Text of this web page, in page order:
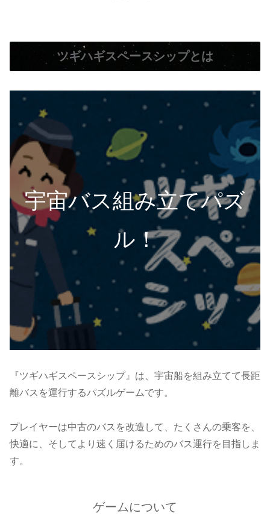
ツギハギスペースシップとは
宇宙バス組み立てパズ
ル！
『ツギハギスペースシップ』は、宇宙船を組み立てて長距
離バスを運行するパズルゲームです。
プレイヤーは中古のバスを改造して、たくさんの乗客を、
快適に、そしてより速く届けるためのバス運行を目指しま
す。
ゲームについて